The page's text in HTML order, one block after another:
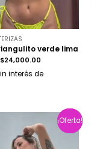
verde lima
$24,000.00
interés de
¡Oferta!
¡Oferta!